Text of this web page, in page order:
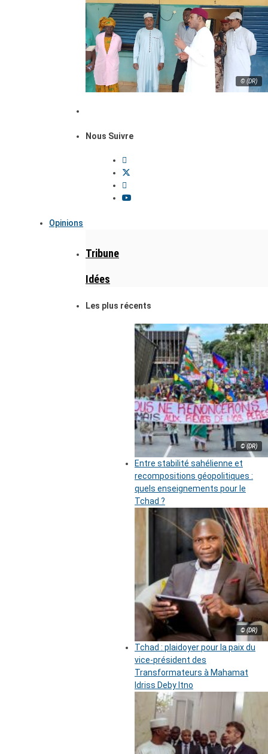
© (DR)
Nous Suivre
Opinions
Tribune
Idées
Les plus récents
© (DR)
Entre stabilité sahélienne et
recompositions géopolitiques :
quels enseignements pour le
Tchad ?
© (DR)
Tchad : plaidoyer pour la paix du
vice-président des
Transformateurs à Mahamat
Idriss Deby Itno